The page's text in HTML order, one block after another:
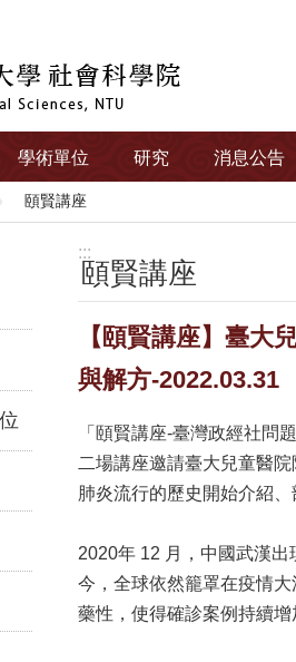
學術單位 研究 消息公告
頤賢講座
:::
頤賢講座
【頤賢講座】臺大
與解方-2022.03.31
「頤賢講座-臺灣政經社問
二場講座邀請臺大兒童醫
肺炎流行的歷史開始介紹
2020年 12 月，中國武漢
今，全球依然籠罩在疫情
藥性，使得確診案例持續增